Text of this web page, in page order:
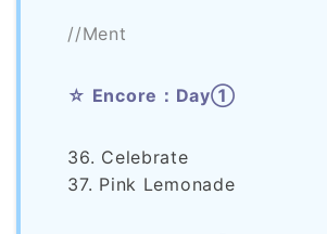
//Ment
☆ Encore：Day①
36. Celebrate
37. Pink Lemonade